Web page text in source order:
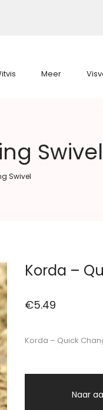
Meer
Swivel
Swivel
Korda –
€5.49
Korda – Quick
Naar